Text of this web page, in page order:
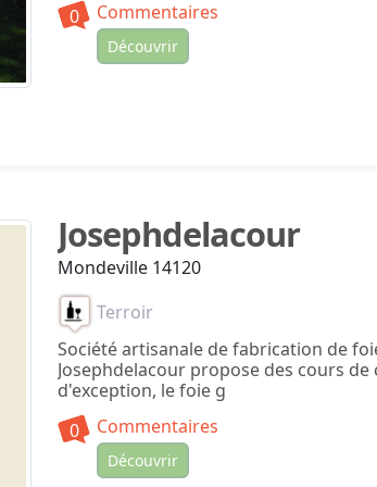
0 Commentaires
Découvrir
Josephdelacour
Mondeville 14120
Terroir
Société artisanale de fabrication de
Josephdelacour propose des cours
d'exception, le foie g
0
Commentaires
Découvrir